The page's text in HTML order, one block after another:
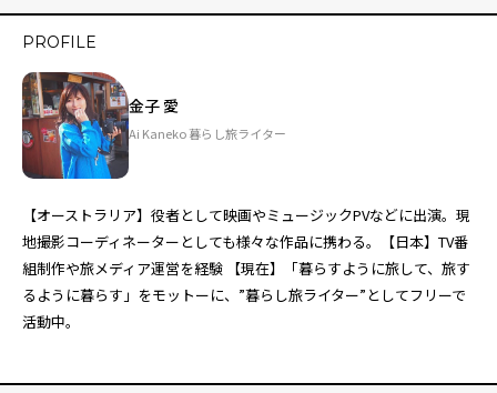
PROFILE
金子 愛
Ai Kaneko 暮らし旅ライター
【オーストラリア】役者として映画やミュージックPVなどに出演。現
地撮影コーディネーターとしても様々な作品に携わる。【日本】TV番
組制作や旅メディア運営を経験 【現在】「暮らすように旅して、旅す
るように暮らす」をモットーに、”暮らし旅ライター”としてフリーで
活動中。